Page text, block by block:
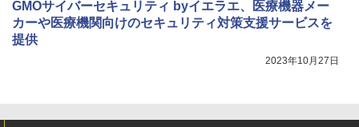
GMOサイバーセキュリティ byイエラエ、医療機器メー
カーや医療機関向けのセキュリティ対策支援サービスを
提供
2023年10月27日